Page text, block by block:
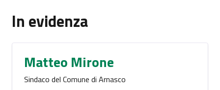
In evidenza
Matteo Mirone
Sindaco del Comune di Arnasco